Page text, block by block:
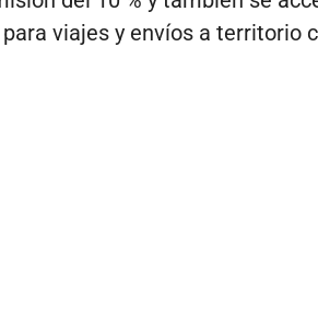
viajes y envíos a territorio